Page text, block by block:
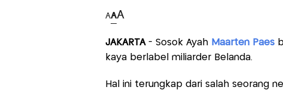
AAA
JAKARTA- Sosok Ayah Maarten Paes
kaya berlabel miliarder Belanda.
Hal ini terungkap dari salah seorang